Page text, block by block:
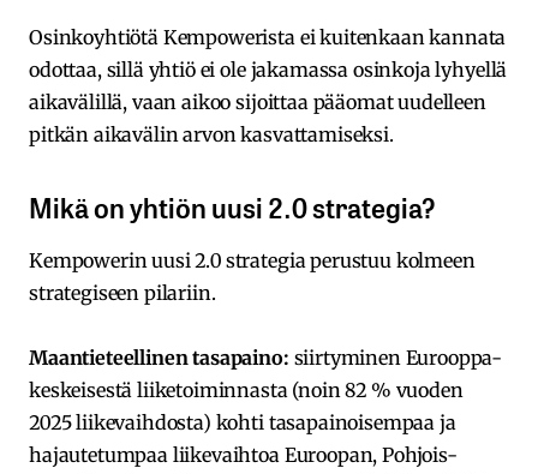
Osinkoyhtiötä Kempowerista ei kuitenkaan kannata
odottaa, sillä yhtiö ei ole jakamassa osinkoja lyhyellä
aikavälillä, vaan aikoo sijoittaa pääomat uudelleen
pitkän aikavälin arvon kasvattamiseksi.
Mikä on yhtiön uusi 2.0 strategia?
Kempowerin uusi 2.0 strategia perustuu kolmeen
strategiseen pilariin.
Maantieteellinen tasapaino: siirtyminen Eurooppa-
keskeisestä liiketoiminnasta (noin 82 % vuoden
2025 liikevaihdosta) kohti tasapainoisempaa ja
hajautetumpaa liikevaihtoa Euroopan, Pohjois-